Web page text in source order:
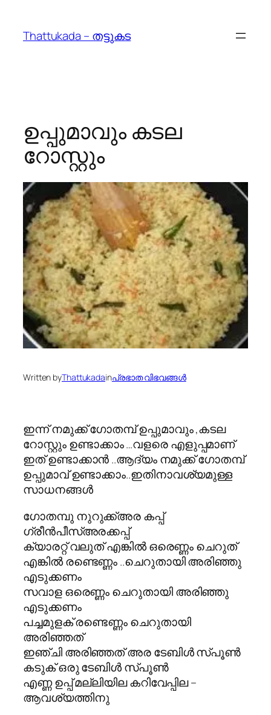
content
Thattukada – തട്ടുകട
ഉപ്പുമാവും കടല
റോസ്റ്റും
Written byThattukadainപ്രഭാത വിഭവങ്ങള്‍
ഇന്ന് നമുക്ക് ഗോതമ്പ് ഉപ്പുമാവും ,കടല
റോസ്റ്റും ഉണ്ടാക്കാം …വളരെ എളുപ്പമാണ്
ഇത് ഉണ്ടാക്കാന്‍ ..ആദ്യം നമുക്ക് ഗോതമ്പ്
ഉപ്പുമാവ് ഉണ്ടാക്കാം..ഇതിനാവശ്യമുള്ള
സാധനങ്ങള്‍
ഗോതമ്പു നുറുക്ക്അര കപ്പ്
ഗ്രീന്‍പീസ്അരക്കപ്പ്
ക്യാരറ്റ് വലുത് എങ്കില്‍ ഒരെണ്ണം ചെറുത്‌
എങ്കില്‍ രണ്ടെണ്ണം ..ചെറുതായി അരിഞ്ഞു
എടുക്കണം
സവാള ഒരെണ്ണം ചെറുതായി അരിഞ്ഞു
എടുക്കണം
പച്ചമുളക് രണ്ടെണ്ണം ചെറുതായി
അരിഞ്ഞത്
ഇഞ്ചി അരിഞ്ഞത് അര ടേബിള്‍ സ്പൂണ്‍
കടുക് ഒരു ടേബിള്‍ സ്പൂണ്‍
എണ്ണ ഉപ്പ് മല്ലിയില കറിവേപ്പില –
ആവശ്യത്തിനു